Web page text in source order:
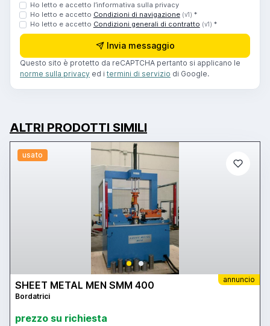
Ho letto e accetto l’informativa sulla privacy
Ho letto e accetto Condizioni di navigazione (v1) *
Ho letto e accetto Condizioni generali di contratto (v1) *
Invia messaggio
Questo sito è protetto da reCAPTCHA pertanto si applicano le
norme sulla privacy ed i termini di servizio di Google.
ALTRI PRODOTTI SIMILI
usato
annuncio
SHEET METAL MEN SMM 400
Bordatrici
prezzo su richiesta